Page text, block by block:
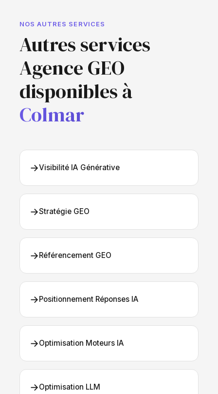
NOS AUTRES SERVICES
Autres services
Agence GEO
disponibles à
Colmar
→Visibilité IA Générative
→Stratégie GEO
→Référencement GEO
→Positionnement Réponses IA
→Optimisation Moteurs IA
→Optimisation LLM